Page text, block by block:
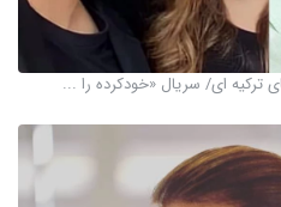
ترکیه ای/ سریال «خودکرده را ...